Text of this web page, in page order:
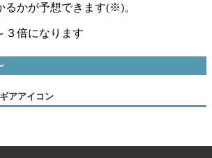
るかが予想できます(※)。
倍になります
アアイコン